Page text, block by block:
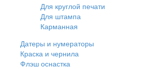
Для круглой печати
Для штампа
Карманная
Датеры и нумераторы
Краска и чернила
Флэш оснастка